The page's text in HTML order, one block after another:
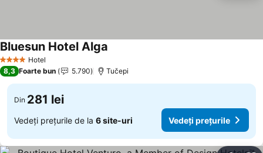
4 Stele Hotel
Bluesun Hotel Alga
8,3 Foarte bun 5.790 Tučepi
Din 281 lei
Vedeți prețurile de la 6 site-uri Vedeți prețurile